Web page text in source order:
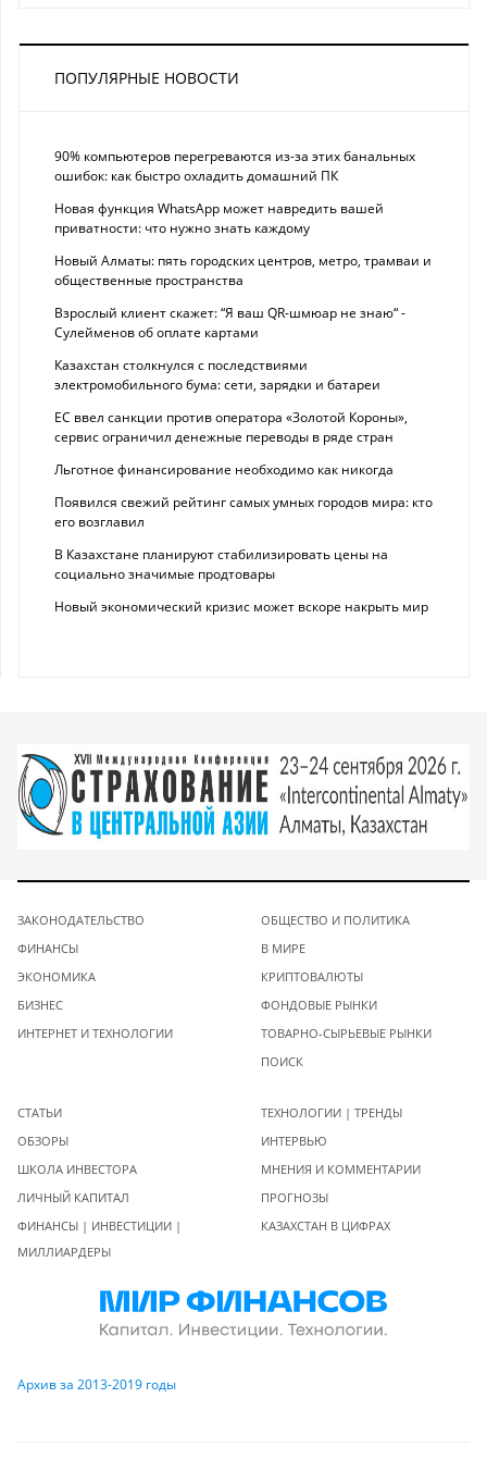
ПОПУЛЯРНЫЕ НОВОСТИ
90% компьютеров перегреваются из-за этих банальных
ошибок: как быстро охладить домашний ПК
Новая функция WhatsApp может навредить вашей
приватности: что нужно знать каждому
Новый Алматы: пять городских центров, метро, трамваи и
общественные пространства
Взрослый клиент скажет: “Я ваш QR-шмюар не знаю“ -
Сулейменов об оплате картами
Казахстан столкнулся с последствиями
электромобильного бума: сети, зарядки и батареи
ЕС ввел санкции против оператора «Золотой Короны»,
сервис ограничил денежные переводы в ряде стран
Льготное финансирование необходимо как никогда
Появился свежий рейтинг самых умных городов мира: кто
его возглавил
В Казахстане планируют стабилизировать цены на
социально значимые продтовары
Новый экономический кризис может вскоре накрыть мир
ЗАКОНОДАТЕЛЬСТВО
ФИНАНСЫ
ЭКОНОМИКА
БИЗНЕС
ИНТЕРНЕТ И ТЕХНОЛОГИИ
ОБЩЕСТВО И ПОЛИТИКА
В МИРЕ
КРИПТОВАЛЮТЫ
ФОНДОВЫЕ РЫНКИ
ТОВАРНО-СЫРЬЕВЫЕ РЫНКИ
ПОИСК
СТАТЬИ
ОБЗОРЫ
ШКОЛА ИНВЕСТОРА
ЛИЧНЫЙ КАПИТАЛ
ФИНАНСЫ | ИНВЕСТИЦИИ |
МИЛЛИАРДЕРЫ
ТЕХНОЛОГИИ | ТРЕНДЫ
ИНТЕРВЬЮ
МНЕНИЯ И КОММЕНТАРИИ
ПРОГНОЗЫ
КАЗАХСТАН В ЦИФРАХ
Архив за 2013-2019 годы